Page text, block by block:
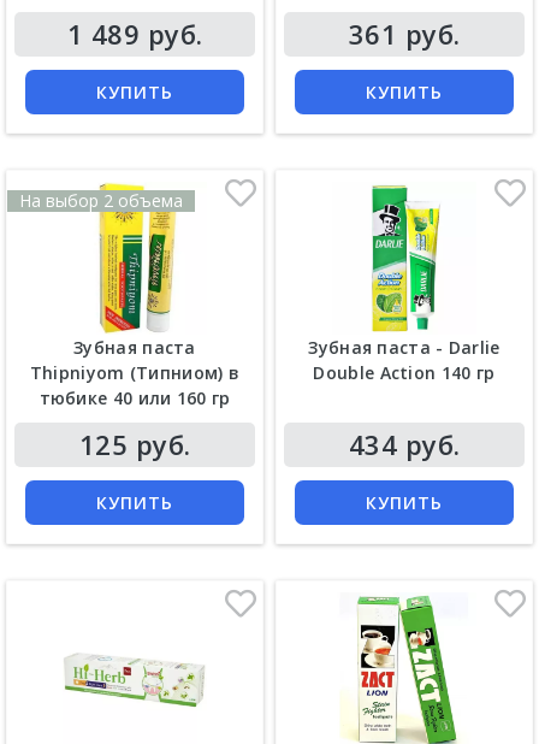
1 489 руб.
КУПИТЬ
361 руб.
КУПИТЬ
На выбор 2 объема
Зубная паста
Thipniyom (Типниом) в
тюбике 40 или 160 гр
125 руб.
КУПИТЬ
Зубная паста - Darlie
Double Action 140 гр
434 руб.
КУПИТЬ